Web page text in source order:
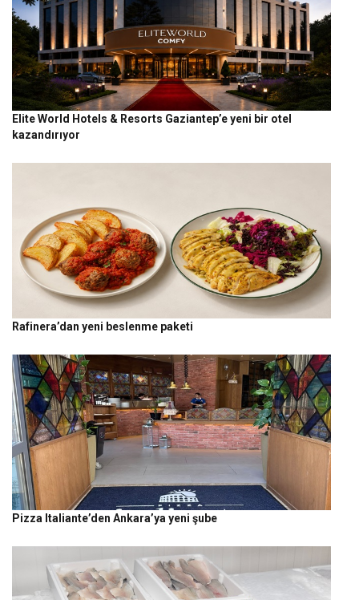
Elite World Hotels & Resorts Gaziantep’e yeni bir otel
kazandırıyor
Rafinera’dan yeni beslenme paketi
Pizza Italiante’den Ankara’ya yeni şube